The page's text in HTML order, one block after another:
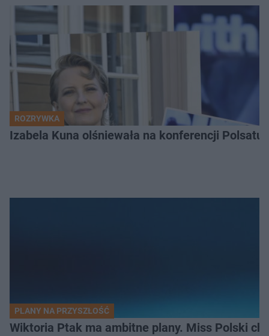
ROZRYWKA
Izabela Kuna olśniewała na konferencji
PLANY NA PRZYSZŁOŚĆ
Wiktoria Ptak ma ambitne plany. Miss Polski